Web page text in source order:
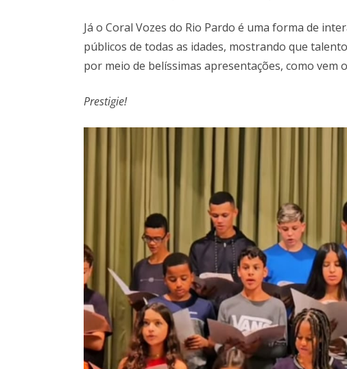
Já o Coral Vozes do Rio Pardo é uma forma de
públicos de todas as idades, mostrando que
por meio de belíssimas apresentações, como vem
Prestigie!